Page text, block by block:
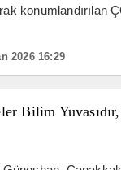
konumlandırılan
2026 16:29
Bilim